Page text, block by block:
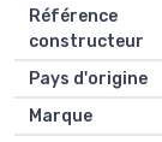
Référence
constructeur
Pays d'origine
Marque